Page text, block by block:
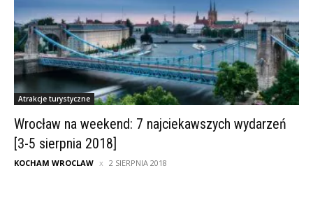
Atrakcje turystyczne
Wrocław na weekend: 7 najciekawszych wydarzeń
[3-5 sierpnia 2018]
KOCHAM WROCLAW 2 SIERPNIA 2018